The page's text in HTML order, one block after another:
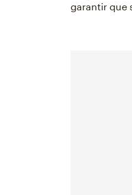
garantir que